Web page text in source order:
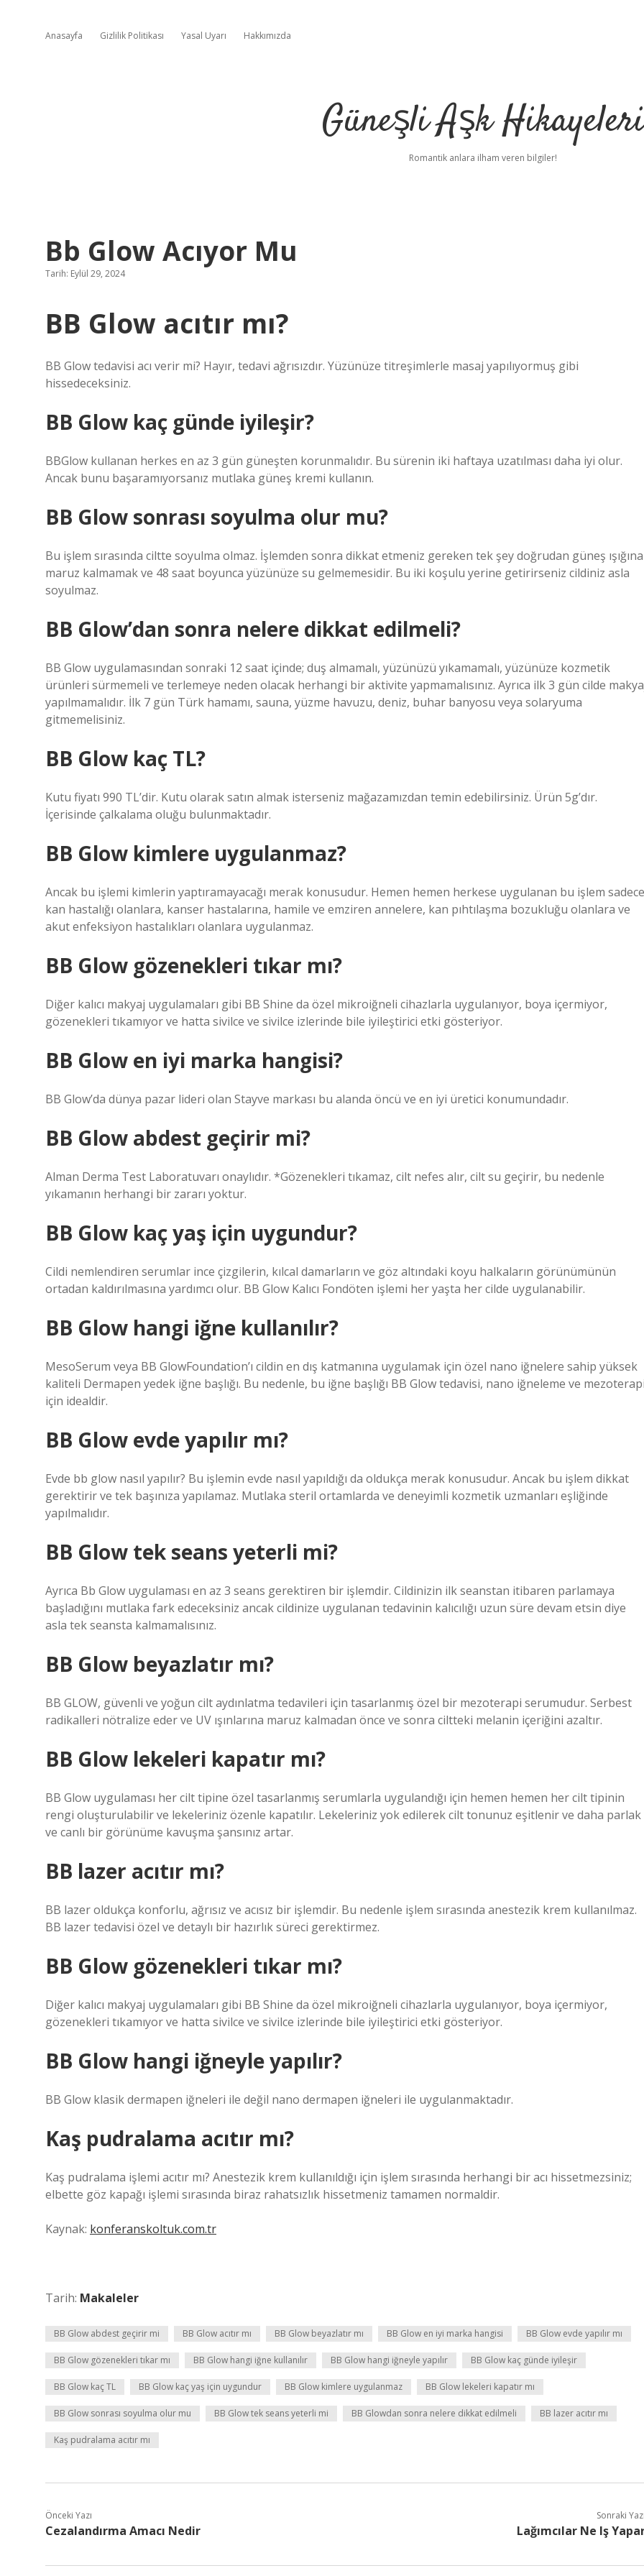
Anasayfa Gizlilik Politikası Yasal Uyarı Hakkımızda
Güneşli Aşk Hikayeleri
Romantik anlara ilham veren bilgiler!
Bb Glow Acıyor Mu
Tarih: Eylül 29, 2024
BB Glow acıtır mı?
BB Glow tedavisi acı verir mi? Hayır, tedavi ağrısızdır. Yüzünüze titreşimlerle masaj yapılıyormuş gibi
hissedeceksiniz.
BB Glow kaç günde iyileşir?
BBGlow kullanan herkes en az 3 gün güneşten korunmalıdır. Bu sürenin iki haftaya uzatılması daha iyi olur.
Ancak bunu başaramıyorsanız mutlaka güneş kremi kullanın.
BB Glow sonrası soyulma olur mu?
Bu işlem sırasında ciltte soyulma olmaz. İşlemden sonra dikkat etmeniz gereken tek şey doğrudan güneş ışığına
maruz kalmamak ve 48 saat boyunca yüzünüze su gelmemesidir. Bu iki koşulu yerine getirirseniz cildiniz asla
soyulmaz.
BB Glow’dan sonra nelere dikkat edilmeli?
BB Glow uygulamasından sonraki 12 saat içinde; duş almamalı, yüzünüzü yıkamamalı, yüzünüze kozmetik
ürünleri sürmemeli ve terlemeye neden olacak herhangi bir aktivite yapmamalısınız. Ayrıca ilk 3 gün cilde
yapılmamalıdır. İlk 7 gün Türk hamamı, sauna, yüzme havuzu, deniz, buhar banyosu veya solaryuma
gitmemelisiniz.
BB Glow kaç TL?
Kutu fiyatı 990 TL’dir. Kutu olarak satın almak isterseniz mağazamızdan temin edebilirsiniz. Ürün 5g’dır.
İçerisinde çalkalama oluğu bulunmaktadır.
BB Glow kimlere uygulanmaz?
Ancak bu işlemi kimlerin yaptıramayacağı merak konusudur. Hemen hemen herkese uygulanan bu işlem sadece
kan hastalığı olanlara, kanser hastalarına, hamile ve emziren annelere, kan pıhtılaşma bozukluğu olanlara ve
akut enfeksiyon hastalıkları olanlara uygulanmaz.
BB Glow gözenekleri tıkar mı?
Diğer kalıcı makyaj uygulamaları gibi BB Shine da özel mikroiğneli cihazlarla uygulanıyor, boya içermiyor,
gözenekleri tıkamıyor ve hatta sivilce ve sivilce izlerinde bile iyileştirici etki gösteriyor.
BB Glow en iyi marka hangisi?
BB Glow’da dünya pazar lideri olan Stayve markası bu alanda öncü ve en iyi üretici konumundadır.
BB Glow abdest geçirir mi?
Alman Derma Test Laboratuvarı onaylıdır. *Gözenekleri tıkamaz, cilt nefes alır, cilt su geçirir, bu nedenle
yıkamanın herhangi bir zararı yoktur.
BB Glow kaç yaş için uygundur?
Cildi nemlendiren serumlar ince çizgilerin, kılcal damarların ve göz altındaki koyu halkaların görünümünün
ortadan kaldırılmasına yardımcı olur. BB Glow Kalıcı Fondöten işlemi her yaşta her cilde uygulanabilir.
BB Glow hangi iğne kullanılır?
MesoSerum veya BB GlowFoundation’ı cildin en dış katmanına uygulamak için özel nano iğnelere sahip yüksek
kaliteli Dermapen yedek iğne başlığı. Bu nedenle, bu iğne başlığı BB Glow tedavisi, nano iğneleme ve
için idealdir.
BB Glow evde yapılır mı?
Evde bb glow nasıl yapılır? Bu işlemin evde nasıl yapıldığı da oldukça merak konusudur. Ancak bu işlem dikkat
gerektirir ve tek başınıza yapılamaz. Mutlaka steril ortamlarda ve deneyimli kozmetik uzmanları eşliğinde
yapılmalıdır.
BB Glow tek seans yeterli mi?
Ayrıca Bb Glow uygulaması en az 3 seans gerektiren bir işlemdir. Cildinizin ilk seanstan itibaren parlamaya
başladığını mutlaka fark edeceksiniz ancak cildinize uygulanan tedavinin kalıcılığı uzun süre devam etsin diye
asla tek seansta kalmamalısınız.
BB Glow beyazlatır mı?
BB GLOW, güvenli ve yoğun cilt aydınlatma tedavileri için tasarlanmış özel bir mezoterapi serumudur. Serbest
radikalleri nötralize eder ve UV ışınlarına maruz kalmadan önce ve sonra ciltteki melanin içeriğini azaltır.
BB Glow lekeleri kapatır mı?
BB Glow uygulaması her cilt tipine özel tasarlanmış serumlarla uygulandığı için hemen hemen her cilt tipinin
rengi oluşturulabilir ve lekeleriniz özenle kapatılır. Lekeleriniz yok edilerek cilt tonunuz eşitlenir ve daha parlak
ve canlı bir görünüme kavuşma şansınız artar.
BB lazer acıtır mı?
BB lazer oldukça konforlu, ağrısız ve acısız bir işlemdir. Bu nedenle işlem sırasında anestezik krem ​​kullanılmaz.
BB lazer tedavisi özel ve detaylı bir hazırlık süreci gerektirmez.
BB Glow gözenekleri tıkar mı?
Diğer kalıcı makyaj uygulamaları gibi BB Shine da özel mikroiğneli cihazlarla uygulanıyor, boya içermiyor,
gözenekleri tıkamıyor ve hatta sivilce ve sivilce izlerinde bile iyileştirici etki gösteriyor.
BB Glow hangi iğneyle yapılır?
BB Glow klasik dermapen iğneleri ile değil nano dermapen iğneleri ile uygulanmaktadır.
Kaş pudralama acıtır mı?
Kaş pudralama işlemi acıtır mı? Anestezik krem ​​kullanıldığı için işlem sırasında herhangi bir acı hissetmezsiniz;
elbette göz kapağı işlemi sırasında biraz rahatsızlık hissetmeniz tamamen normaldir.
Kaynak: konferanskoltuk.com.tr
Tarih: Makaleler
BB Glow abdest geçirir mi BB Glow acıtır mı BB Glow beyazlatır mı BB Glow en iyi marka hangisi BB Glow evde yapılır mı
BB Glow gözenekleri tıkar mı BB Glow hangi iğne kullanılır BB Glow hangi iğneyle yapılır BB Glow kaç günde iyileşir
BB Glow kaç TL BB Glow kaç yaş için uygundur BB Glow kimlere uygulanmaz BB Glow lekeleri kapatır mı
BB Glow sonrası soyulma olur mu BB Glow tek seans yeterli mi BB Glowdan sonra nelere dikkat edilmeli BB lazer acıtır mı
Kaş pudralama acıtır mı
Önceki Yazı
Cezalandırma Amacı Nedir
Sonraki
Lağımcılar Ne Iş